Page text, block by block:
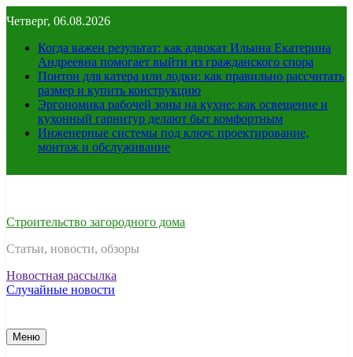
к
содержимому
Четверг, 06.08.2026
Когда важен результат: как адвокат Ильина Екатерина
Андреевна помогает выйти из гражданского спора
Понтон для катера или лодки: как правильно рассчитать
размер и купить конструкцию
Эргономика рабочей зоны на кухне: как освещение и
кухонный гарнитур делают быт комфортным
Инженерные системы под ключ: проектирование,
монтаж и обслуживание
Строительство загородного дома
Статьи, новости, обзоры
Новостная рассылка
Случайные новости
Меню